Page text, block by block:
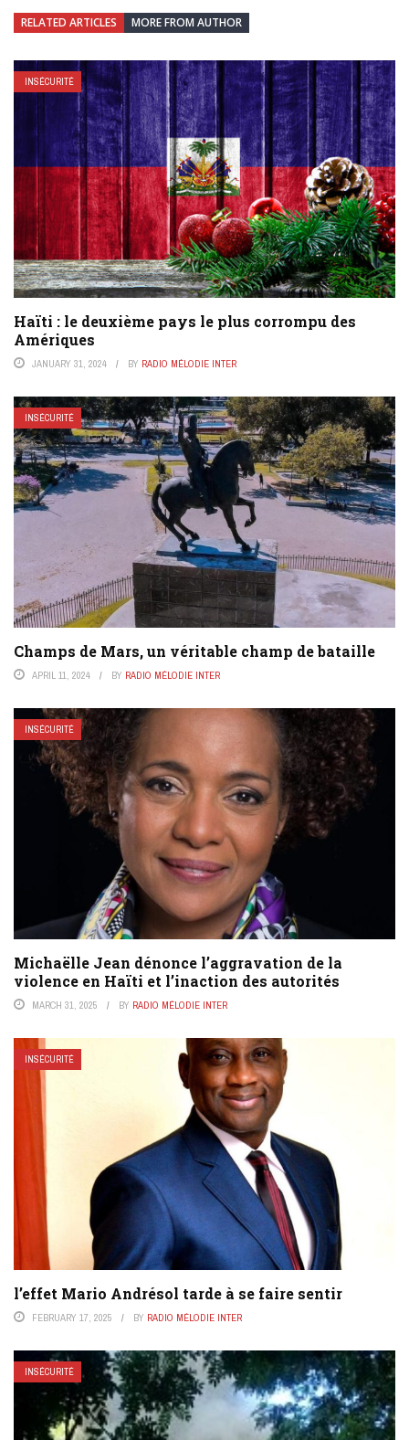
RELATED ARTICLES MORE FROM AUTHOR
INSÉCURITÉ
Haïti : le deuxième pays le plus corrompu des
Amériques
JANUARY 31, 2024 BY RADIO MÉLODIE INTER
INSÉCURITÉ
Champs de Mars, un véritable champ de bataille
APRIL 11, 2024 BY RADIO MÉLODIE INTER
INSÉCURITÉ
Michaëlle Jean dénonce l’aggravation de la
violence en Haïti et l’inaction des autorités
MARCH 31, 2025 BY RADIO MÉLODIE INTER
INSÉCURITÉ
l’effet Mario Andrésol tarde à se faire sentir
FEBRUARY 17, 2025 BY RADIO MÉLODIE INTER
INSÉCURITÉ